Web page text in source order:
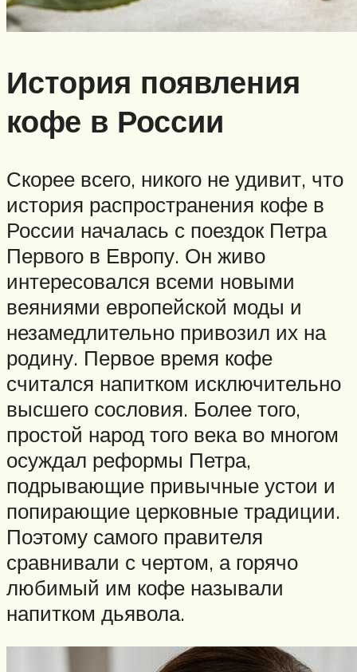
История появления
кофе в России
Скорее всего, никого не удивит, что
история распространения кофе в
России началась с поездок Петра
Первого в Европу. Он живо
интересовался всеми новыми
веяниями европейской моды и
незамедлительно привозил их на
родину. Первое время кофе
считался напитком исключительно
высшего сословия. Более того,
простой народ того века во многом
осуждал реформы Петра,
подрывающие привычные устои и
попирающие церковные традиции.
Поэтому самого правителя
сравнивали с чертом, а горячо
любимый им кофе называли
напитком дьявола.